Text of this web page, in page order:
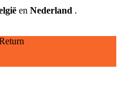
en Nederland .